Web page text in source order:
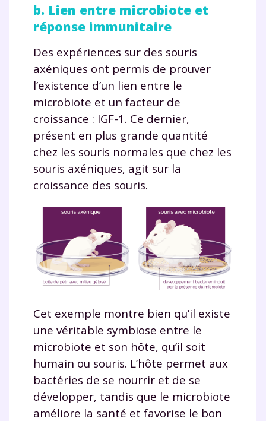
b. Lien entre microbiote et
réponse immunitaire
Des expériences sur des souris
axéniques ont permis de prouver
l’existence d’un lien entre le
microbiote et un facteur de
croissance : IGF-1. Ce dernier,
présent en plus grande quantité
chez les souris normales que chez les
souris axéniques, agit sur la
croissance des souris.
Cet exemple montre bien qu’il existe
une véritable symbiose entre le
microbiote et son hôte, qu’il soit
humain ou souris. L’hôte permet aux
bactéries de se nourrir et de se
développer, tandis que le microbiote
améliore la santé et favorise le bon